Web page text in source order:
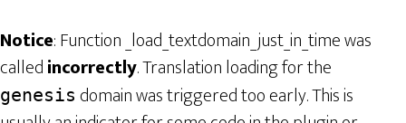
Notice: Function _load_textdomain_just_in_time was
calledincorrectly. Translation loading for the
genesis domain was triggered too early. This is